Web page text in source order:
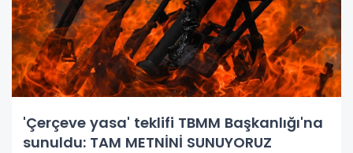
'Çerçeve yasa' teklifi TBMM Başkanlığı'na
sunuldu: TAM METNİNİ SUNUYORUZ